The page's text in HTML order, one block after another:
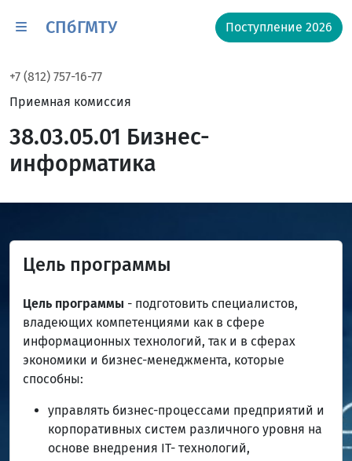
СПбГМТУ Поступление 2026
+7 (812) 757-16-77
Приемная комиссия
38.03.05.01 Бизнес-
информатика
Цель программы
Цель программы - подготовить специалистов,
владеющих компетенциями как в сфере
информационных технологий, так и в сферах
экономики и бизнес-менеджмента, которые
способны:
управлять бизнес-процессами предприятий и
корпоративных систем различного уровня на
основе внедрения IT- технологий,